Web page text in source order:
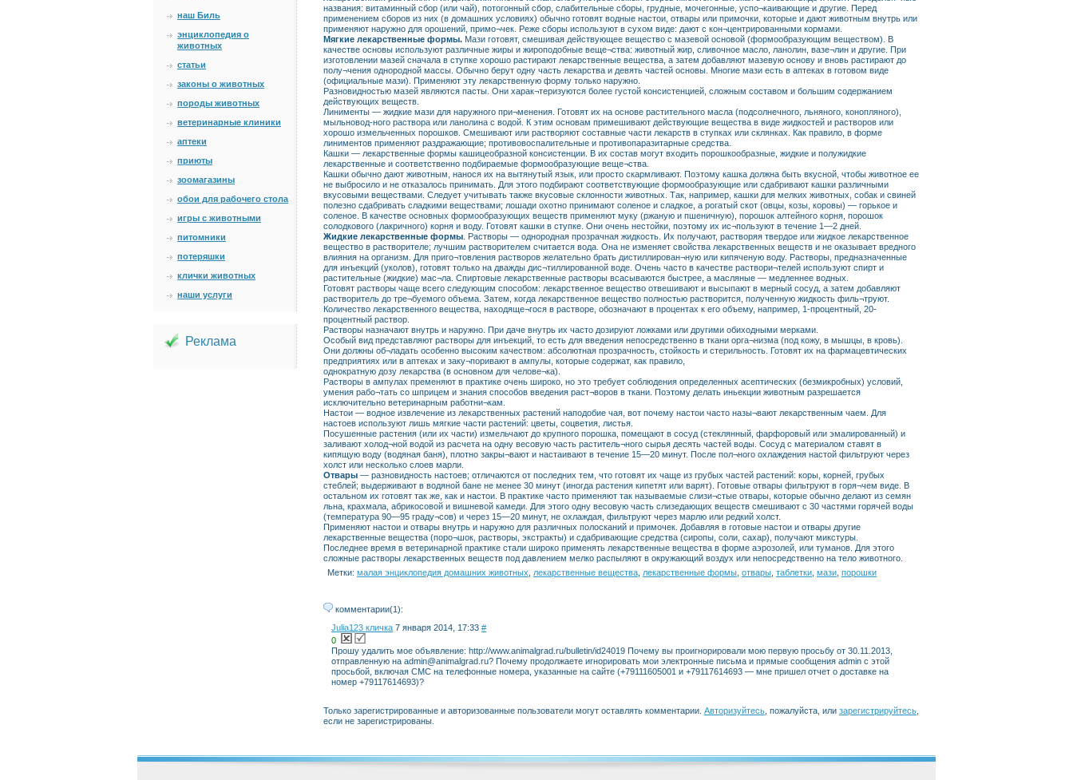
наш Биль
энциклопедия о
животных
статьи
законы о животных
породы животных
ветеринарные клиники
аптеки
приюты
зоомагазины
обои для рабочего стола
игры с животными
питомники
потеряшки
клички животных
наши услуги
Реклама
названия: витаминный сбор (или чай), потогонный сбор, слабительные сборы, грудные, мочегонные, успо¬каивающие и другие. Перед
применением сборов из них (в домашних условиях) обычно готовят водные настои, отвары или примочки, которые и дают животным внутрь или
применяют наружно для орошений, примо¬чек. Реже сборы используют в сухом виде: дают с кон¬центрированными кормами.
Мягкие лекарственные формы. Мази готовят, смешивая действующее вещество с мазевой основой (формообразующим веществом). В
качестве основы используют различные жиры и жироподобные веще¬ства: животный жир, сливочное масло, ланолин, вазе¬лин и другие. При
изготовлении мазей сначала в ступке хорошо растирают лекарственные вещества, а затем добавляют мазевую основу и вновь растирают до
полу¬чения однородной массы. Обычно берут одну часть лекарства и девять частей основы. Многие мази есть в аптеках в готовом виде
(официальные мази). Применяют эту лекарственную форму только наружно.
Разновидностью мазей являются пасты. Они харак¬теризуются более густой консистенцией, сложным составом и большим содержанием
действующих веществ.
Линименты — жидкие мази для наружного при¬менения. Готовят их на основе растительного масла (подсолнечного, льняного, конопляного),
мыльновод-ного раствора или ланолина с водой. К этим основам примешивают действующие вещества в виде жидкостей и растворов или
хорошо измельченных порошков. Смешивают или растворяют составные части лекарств в ступках или склянках. Как правило, в форме
линиментов применяют раздражающие; противовоспалительные и противопаразитарные средства.
Кашки — лекарственные формы кашицеобразной консистенции. В их состав могут входить порошкообразные, жидкие и полужидкие
лекарственные и соответственно подбираемые формообразующие веще¬ства.
Кашки обычно дают животным, нанося их на вытянутый язык, или просто скармливают. Поэтому кашка должна быть вкусной, чтобы животное ее
не выбросило и не отказалось принимать. Для этого подбирают соответствующие формообразующие или сдабривают кашки различными
вкусовыми веществами. Следует учитывать также вкусовые склонности животных. Так, например, кашки для мелких животных, собак и свиней
полезно сдабривать сладкими веществами; лошади охотно принимают соленое и сладкое, а рогатый скот (овцы, козы, коровы) — горькое и
соленое. В качестве основных формообразующих веществ применяют муку (ржаную и пшеничную), порошок алтейного корня, порошок
солодкового (лакричного) корня и воду. Готовят кашки в ступке. Они очень нестойки, поэтому их ис¬пользуют в течение 1—2 дней.
Жидкие лекарственные формы . Растворы — однородная прозрачная жидкость. Их получают, растворяя твердое или жидкое лекарственное
вещество в растворителе; лучшим растворителем считается вода. Она не изменяет свойства лекарственных веществ и не оказывает вредного
влияния на организм. Для приго¬товления растворов желательно брать дистиллирован¬ную или кипяченую воду. Растворы, предназначенные
для инъекций (уколов), готовят только на дважды дис¬тиллированной воде. Очень часто в качестве раствори¬телей используют спирт и
растительные (жидкие) мас¬ла. Спиртовые лекарственные растворы всасываются быстрее, а масляные — медленнее водных.
Готовят растворы чаще всего следующим способом: лекарственное вещество отвешивают и высыпают в мерный сосуд, а затем добавляют
растворитель до тре¬буемого объема. Затем, когда лекарственное вещество полностью растворится, полученную жидкость филь¬труют.
Количество лекарственного вещества, находяще¬гося в растворе, обозначают в процентах к его объему, например, 1-процентный, 20-
процентный раствор.
Растворы назначают внутрь и наружно. При даче внутрь их часто дозируют ложками или другими обиходными мерками.
Особый вид представляют растворы для инъекций, то есть для введения непосредственно в ткани орга¬низма (под кожу, в мышцы, в кровь).
Они должны об¬ладать особенно высоким качеством: абсолютная прозрачность, стойкость и стерильность. Готовят их на фармацевтических
предприятиях или в аптеках и заку¬поривают в ампулы, которые содержат, как правило,
однократную дозу лекарства (в основном для челове¬ка).
Растворы в ампулах пременяют в практике очень широко, но это требует соблюдения определенных асептических (безмикробных) условий,
умения рабо¬тать со шприцем и знания способов введения раст¬воров в ткани. Поэтому делать иньекции животным разрешается
исключительно ветеринарным работни¬кам.
Настои — водное извлечение из лекарственных растений наподобие чая, вот почему настои часто назы¬вают лекарственным чаем. Для
настоев используют лишь мягкие части растений: цветы, соцветия, листья.
Посушенные растения (или их части) измельчают до крупного порошка, помещают в сосуд (стеклянный, фарфоровый или эмалированный) и
заливают холод¬ной водой из расчета на одну весовую часть раститель¬ного сырья десять частей воды. Сосуд с материалом ставят в
кипящую воду (водяная баня), плотно закры¬вают и настаивают в течение 15—20 минут. После пол¬ного охлаждения настой фильтруют через
холст или несколько слоев марли.
Отвары — разновидность настоев; отличаются от последних тем, что готовят их чаще из грубых частей растений: коры, корней, грубых
стеблей; выдерживают в водяной бане не менее 30 минут (иногда растения кипетят или варят). Готовые отвары фильтруют в горя¬чем виде. В
остальном их готовят так же, как и настои. В практике часто применяют так называемые слизи¬стые отвары, которые обычно делают из семян
льна, крахмала, абрикосовой и вишневой камеди. Для этого одну весовую часть слизедающих веществ смешивают с 30 частями горячей воды
(температура 90—95 граду¬сов) и через 15—20 минут, не охлаждая, фильтруют через марлю или редкий холст.
Применяют настои и отвары внутрь и наружно для различных полосканий и примочек. Добавляя в готовые настои и отвары другие
лекарственные вещества (поро¬шок, растворы, экстракты) и сдабривающие средства (сиропы, соли, сахар), получают микстуры.
Последнее время в ветеринарной практике стали широко применять лекарственные вещества в форме аэрозолей, или туманов. Для этого
сложные растворы лекарственных веществ под давлением мелко распыляют в окружающий воздух или непосредственно на тело животного.
Метки: малая энциклопедия домашних животных лекарственные вещества лекарственные формы отвары таблетки мази порошки
комментарии(1):
Julia123 кличка 7 января 2014, 17:33 #
0
Прошу удалить мое объявление: http://www.animalgrad.ru/bulletin/id24019 Почему вы проигнорировали мою первую просьбу от 30.11.2013,
отправленную на admin@animalgrad.ru? Почему продолжаете игнорировать мои электронные письма и прямые сообщения admin с этой
просьбой, включая СМС на телефонные номера, указанные на сайте (+79111605001 и +79117614693 — мне пришел отчет о доставке на
номер +79117614693)?
Только зарегистрированные и авторизованные пользователи могут оставлять комментарии. Авторизуйтесь , пожалуйста, или зарегистрируйтесь
если не зарегистрированы.